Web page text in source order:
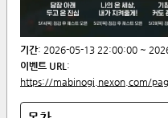
기간: 2026-05-13 22:00:00 ~
이벤트 URL :
https://mabinogi.nexon.com/